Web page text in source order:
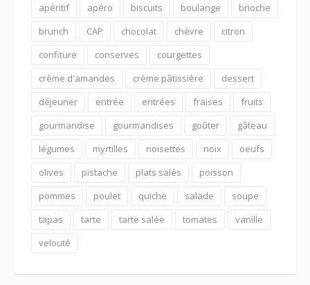
apéritif apéro biscuits boulange
brioche
brunch
CAP chocolat chèvre
citron
confiture
conserves
courgettes
crème d'amandes
crème pâtissière
dessert
déjeuner
entrée entrées fraises
fruits
gourmandise
gourmandises goûter
gâteau
légumes
myrtilles noisettes noix
oeufs
olives
pistache plats salés
poisson
pommes
poulet quiche salade
soupe
tapas
tarte tarte salée tomates
vanille
velouté